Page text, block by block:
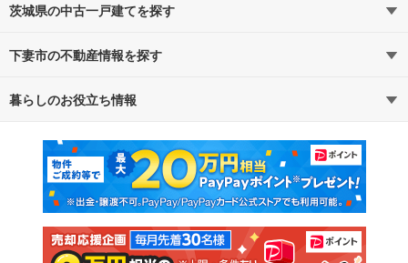
茨城県の中古一戸建てを探す
路線・駅から探す
通勤・通学時間から探す
下妻市の不動産情報を探す
不動産・住宅
新築マンション 中古マンション
新築一戸建て 中古一戸建て
注文住宅 土地
暮らしのお役立ち情報
マンションカタログ 教えて！住まいの先生